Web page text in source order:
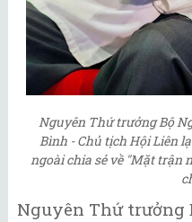
Nguyên Thứ trưởng Bộ
Bình - Chủ tịch Hội Liên
ngoài chia sẻ về "Mặt trận
Nguyên Thứ trưởng